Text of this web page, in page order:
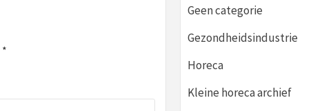
*
Geen categorie
Gezondheidsindustrie
Horeca
Kleine horeca archief